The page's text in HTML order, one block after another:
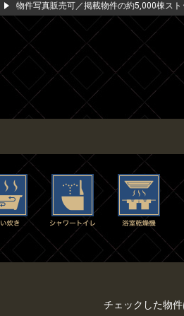
物件写真販売可／掲載物件の約5,000棟ス
チェックした物